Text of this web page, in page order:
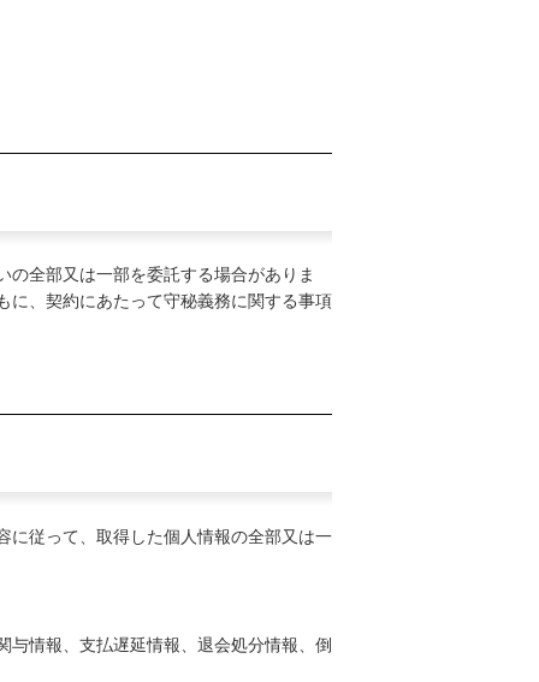
の全部又は一部を委託する場合がありま
に、契約にあたって守秘義務に関する事項
に従って、取得した個人情報の全部又は一
与情報、支払遅延情報、退会処分情報、倒